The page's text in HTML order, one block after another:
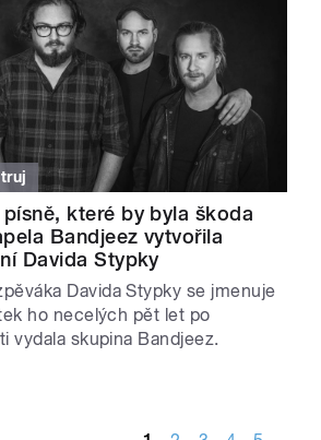
které by byla škoda
Bandjeez vytvořila
Davida Stypky
Davida Stypky se jmenuje
ho necelých pět let po
vydala skupina Bandjeez.